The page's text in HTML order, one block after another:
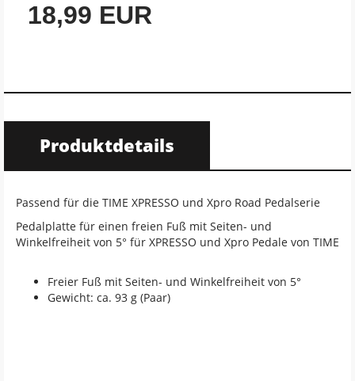
18,99 EUR
Produktdetails
Passend für die TIME XPRESSO und Xpro Road Pedalserie
Pedalplatte für einen freien Fuß mit Seiten- und
Winkelfreiheit von 5° für XPRESSO und Xpro Pedale von TIME
Freier Fuß mit Seiten- und Winkelfreiheit von 5°
Gewicht: ca. 93 g (Paar)